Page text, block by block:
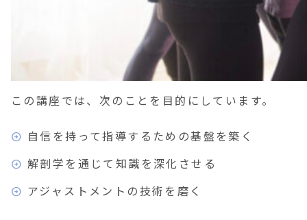
この講座では、次のことを目的にしています。
自信を持って指導するための基盤を築く
解剖学を通じて知識を深化させる
アジャストメントの技術を磨く